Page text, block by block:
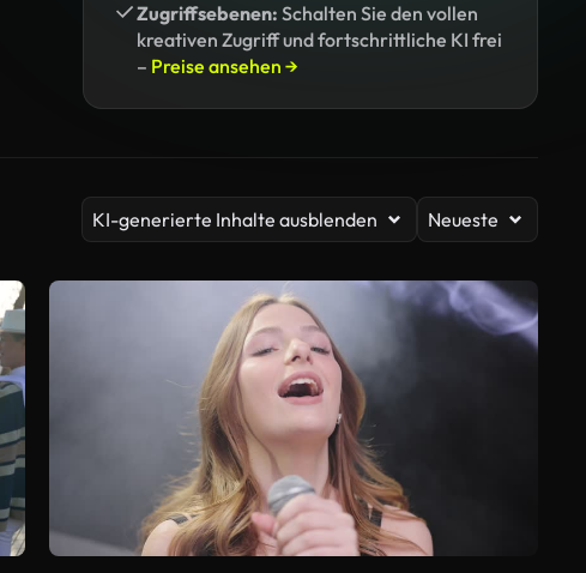
Zugriffsebenen: Schalten Sie den vollen
kreativen Zugriff und fortschrittliche KI frei
– Preise ansehen →
KI-generierte Inhalte ausblenden Neueste